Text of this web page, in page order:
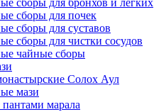
сборы для почек
сборы для суставов
сборы для чистки сосудов
чайные сборы
Солох Аул
мази
марала